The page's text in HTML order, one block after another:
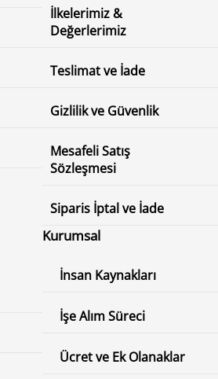
İlkelerimiz &
Değerlerimiz
Teslimat ve İade
Gizlilik ve Güvenlik
Mesafeli Satış
Sözleşmesi
Siparis İptal ve İade
Kurumsal
İnsan Kaynakları
İşe Alım Süreci
Ücret ve Ek Olanaklar